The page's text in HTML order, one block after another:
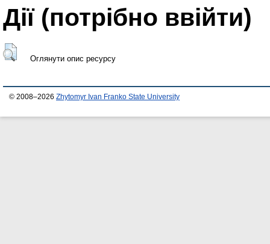
Дії ​​(потрібно ввійти)
Оглянути опис ресурсу
© 2008–2026 Zhytomyr Ivan Franko State University